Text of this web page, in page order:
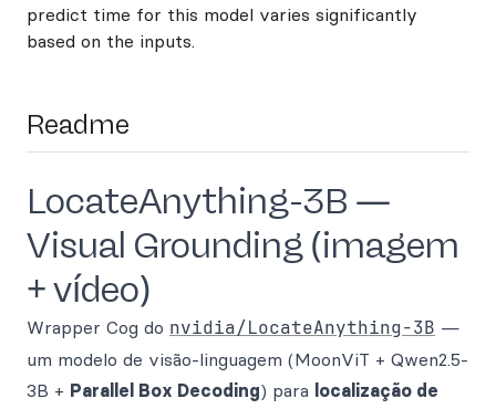
predict time for this model varies significantly
based on the inputs.
Readme
LocateAnything-3B —
Visual Grounding (imagem
+ vídeo)
Wrapper Cog do nvidia/LocateAnything-3B —
um modelo de visão-linguagem (MoonViT + Qwen2.5-
3B + Parallel Box Decoding) para localização de